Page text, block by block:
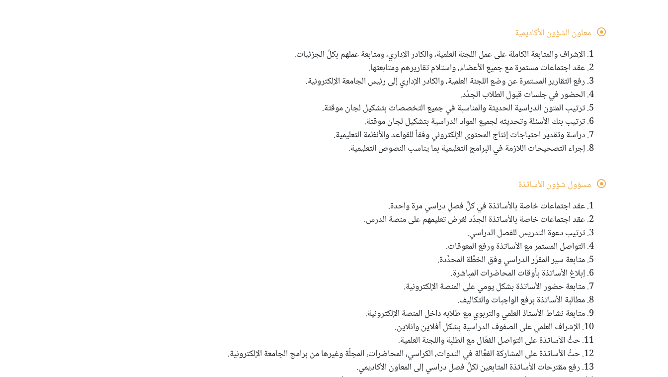
معاون الشؤون الأكاديمية
1. الإشراف والمتابعة الكاملة على عمل اللجنة العلمية، والكادر الإداري، ومتابعة عملهم بكلِّ الجزئيات.
2. عقد اجتماعات مستمرة مع جميع الأعضاء، واستلام تقاريرهم ومتابعتها.
3. رفع التقارير المستمرة عن وضع اللجنة العلمية، والكادر الإداري إلى رئيس الجامعة الإلكترونية.
4. الحضور في جلسات قبول الطلاب الجدُد.
5. ترتيب المتون الدراسية الحديثة والمناسبة في جميع التخصصات بتشكيل لجان موقتة.
6. ترتيب بنك الأسئلة وتحديثه لجميع المواد الدراسية بتشكيل لجان موقتة.
7. دراسة وتقدير احتياجات إنتاج المحتوى الإلكتروني وفقاً للقواعد والأنظمة التعليمية.
8. إجراء التصحيحات اللازمة في البرامج التعليمية بما يناسب النصوص التعليمية.
مسؤول شؤون الأساتذة
1. عقد اجتماعات خاصة بالأساتذة في كلِّ فصلٍ دراسي مرة واحدة.
2. عقد اجتماعات خاصة بالأساتذة الجدُد لغرض تعليمهم على منصة الدرس.
3. ترتيب دعوة التدريس للفصل الدراسي.
4. التواصل المستمر مع الأساتذة ورفع المعوقات.
5. متابعة سير المقرَّر الدراسي وفق الخطَّة المحدَّدة.
6. إبلاغ الأساتذة بأوقات المحاضرات المباشرة.
7. متابعة حضور الأساتذة بشكل يومي على المنصة الإلكترونية.
8. مطالبة الأساتذة برفع الواجبات والتكاليف.
9. متابعة نشاط الأستاذ العلمي والتربوي مع طلابه داخل المنصة الإلكترونية.
10. الإشراف العلمي على الصفوف الدراسية بشكل أفلاين وانلاين.
11. حثُّ الأساتذة على التواصل الفعَّال مع الطلبة واللجنة العلمية.
12. حثُّ الأساتذة على المشاركة الفعَّالة في الندوات، الكراسي، المحاضرات، المجلَّة وغيرها من برامج الجامعة الإلكترونية.
13. رفع مقترحات الأساتذة المتابعين لكلِّ فصل دراسي إلى المعاون الأكاديمي.